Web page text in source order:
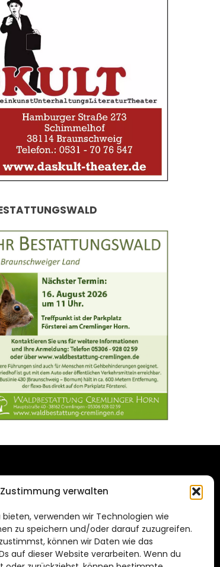
verwalten
verwenden wir Technologien wie
zu speichern und/oder darauf zuzugreifen.
können wir Daten wie das
auf dieser Website verarbeiten. Wenn du
DAS STADTMAGAZIN
FÜR BRAUNSCHWEIG
Impressum
Datenschutzerklärung
Cookie Richtlinie